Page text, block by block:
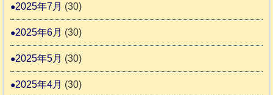
2025年7月 (30)
2025年6月 (30)
2025年5月 (30)
2025年4月 (30)